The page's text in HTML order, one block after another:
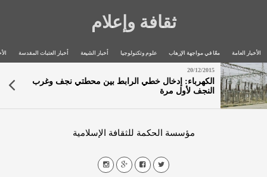
ثقافة وإعلام
الأخبار العامة معًا في مواجهة الإرهاب علوم وتكنولوجيا أخبار الشيعة أخبار العتبات المقدسة
20/12/2015
الكهرباء: إدخال خطي الرابط بين محطتي نجف وغرب
النجف لأول مرة
مؤسسة الحكمة للثقافة الإسلامية